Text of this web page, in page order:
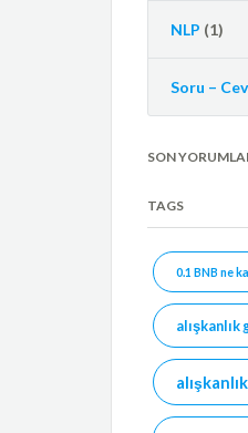
NLP (1)
Soru –
SON
TAGS
0.1 BNB ne